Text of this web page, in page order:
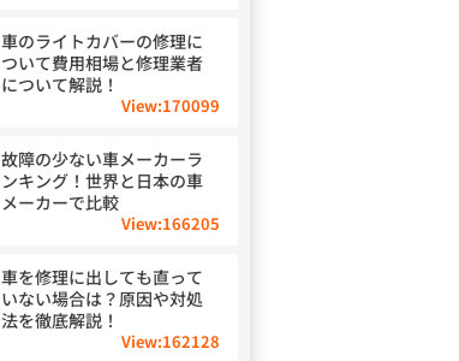
車のライトカバーの修理に
ついて費用相場と修理業者
について解説！
View:170099
故障の少ない車メーカーラ
ンキング！世界と日本の車
メーカーで比較
View:166205
車を修理に出しても直って
いない場合は？原因や対処
法を徹底解説！
View:162128